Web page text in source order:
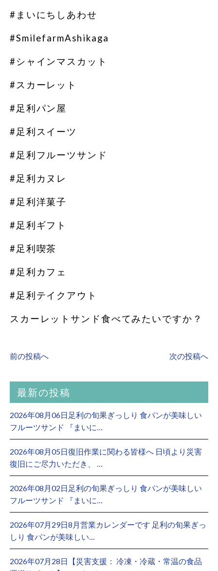
#まいにちしあわせ
#SmilefarmAshikaga
#シャインマスカット
#スカーレット
#足利パン屋
#足利スイーツ
#足利フルーツサンド
#足利カヌレ
#足利洋菓子
#足利ギフト
#足利喫茶
#足利カフェ
#足利テイクアウト
スカーレットサンド食べてみたいですか？
前の投稿へ 次の投稿へ
最新の投稿
2026年08月06日足利の旬果ぎっしり 食パンが美味しい
フルーツサンド 『まいに…
2026年08月05日復旧作業に関わる皆様へ 日頃より災害
復旧にご尽力いただき、 …
2026年08月02日足利の旬果ぎっしり 食パンが美味しい
フルーツサンド 『まいに…
2026年07月29日8月営業カレンダーです 足利の旬果ぎっ
しり 食パンが美味しい…
2026年07月28日【災害支援： 冷凍・冷蔵・常温の食品